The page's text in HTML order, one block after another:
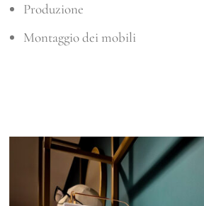
Produzione
Montaggio dei mobili